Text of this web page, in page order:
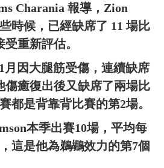
Charania 報導，Zion
時候，已經缺席了 11 場比
重新評估。
月因大腿筋受傷，連續缺席
傷癒復出後又缺席了兩場比
都是背靠背比賽的第2場。
本季出賽10場，平均每
這是他為鵜鶘效力的第7個